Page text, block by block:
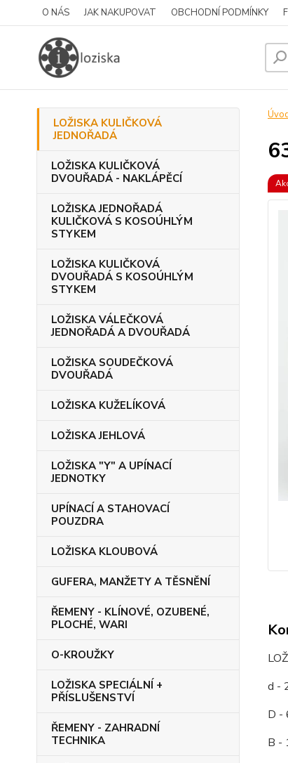
O NÁS JAK NAKUPOVAT OBCHODNÍ PODMÍNKY
LOŽISKA KULIČKOVÁ
JEDNOŘADÁ
LOŽISKA KULIČKOVÁ
DVOUŘADÁ - NAKLÁPĚCÍ
LOŽISKA JEDNOŘADÁ
KULIČKOVÁ S KOSOÚHLÝM
STYKEM
LOŽISKA KULIČKOVÁ
DVOUŘADÁ S KOSOÚHLÝM
STYKEM
LOŽISKA VÁLEČKOVÁ
JEDNOŘADÁ A DVOUŘADÁ
LOŽISKA SOUDEČKOVÁ
DVOUŘADÁ
LOŽISKA KUŽELÍKOVÁ
LOŽISKA JEHLOVÁ
LOŽISKA "Y" A UPÍNACÍ
JEDNOTKY
UPÍNACÍ A STAHOVACÍ
POUZDRA
LOŽISKA KLOUBOVÁ
GUFERA, MANŽETY A TĚSNĚNÍ
ŘEMENY - KLÍNOVÉ, OZUBENÉ,
PLOCHÉ, WARI
O-KROUŽKY
LOŽISKA SPECIÁLNÍ +
PŘÍSLUŠENSTVÍ
ŘEMENY - ZAHRADNÍ
TECHNIKA
d -
D -
B -